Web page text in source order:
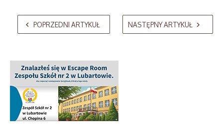
AdmirorGallery 5.2.0, author/sVasiljevski Kekeljevic.
POPRZEDNI ARTYKUŁ NASTĘPNY ARTYKUŁ